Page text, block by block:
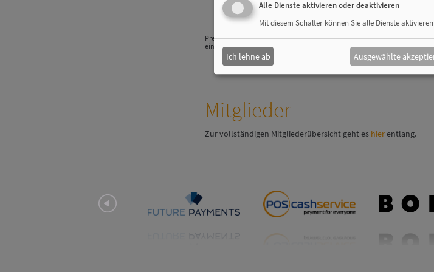
Pressebild: Oliver Hommel tritt zum 1. Dezember 2021 in die
ein. (Studio Monbijou, Berlin)
Mitglieder
Zur vollständigen Mitgliederübersicht geht es hierentlang.
Alle Dienste aktivieren oder deaktivieren
Mit diesem Schalter können Sie alle Dienste
Ich lehne ab Ausgewählte